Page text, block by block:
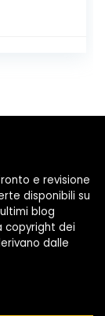
e revisione
disponibili su
blog
copyright dei
dalle